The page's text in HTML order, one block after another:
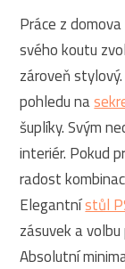
Práce z
svého koutu
zároveň
pohledu na
šuplíky. Svým
interiér. Pokud
radost
Elegantnístůl
zásuvek a
Absolutní